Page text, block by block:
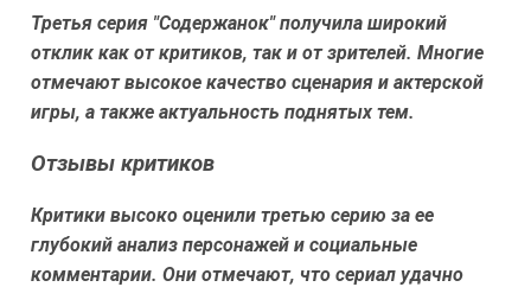
Третья серия "Содержанок" получила широкий
отклик как от критиков, так и от зрителей. Многие
отмечают высокое качество сценария и актерской
игры, а также актуальность поднятых тем.
Отзывы критиков
Критики высоко оценили третью серию за ее
глубокий анализ персонажей и социальные
комментарии. Они отмечают, что сериал удачно